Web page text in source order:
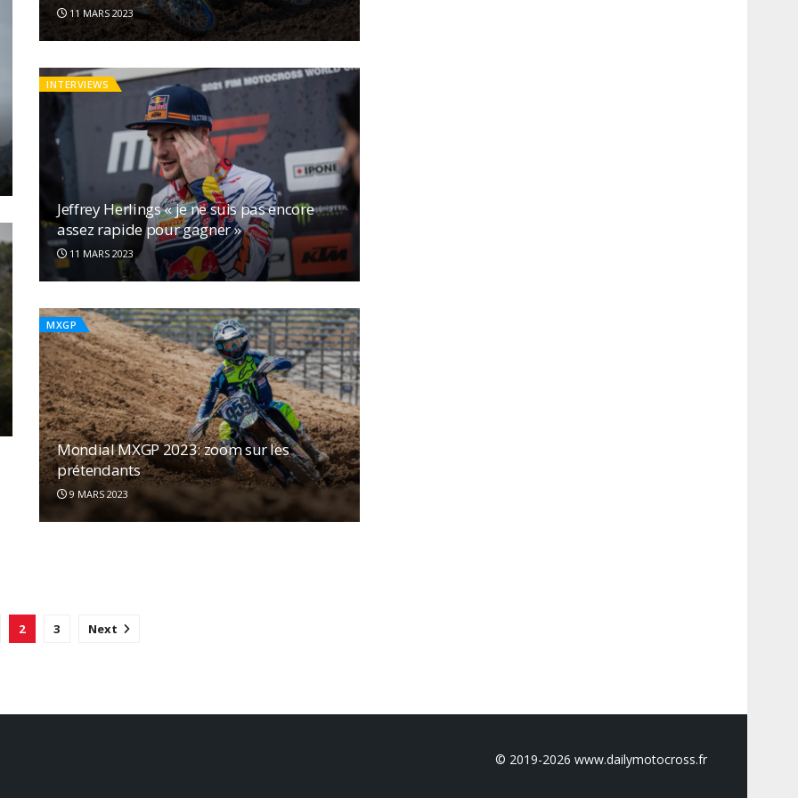
11 MARS 2023
INTERVIEWS
Jeffrey Herlings « je ne suis pas encore
assez rapide pour gagner »
11 MARS 2023
MXGP
Mondial MXGP 2023: zoom sur les
prétendants
9 MARS 2023
MXGP Argentine: Pauls Jonass remporte
la manche qualificative
19 MARS 2022
2 3 Next
© 2019-2026 www.dailymotocross.fr